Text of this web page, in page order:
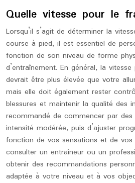
Quelle vitesse pour le
Lorsqu’il s’agit de déterminer la
course à pied, il est essentiel de
fonction de son niveau de forme
d’entraînement. En général, la
devrait être plus élevée que votre
mais elle doit également rester
blessures et maintenir la qualité des
recommandé de commencer par des
intensité modérée, puis d’ajuster
fonction de vos sensations et de vos
consulter un entraîneur ou un
obtenir des recommandations
adaptée à votre niveau et à vos